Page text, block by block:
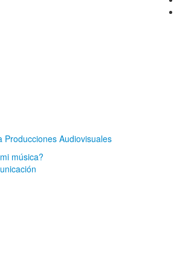
Producciones Audiovisuales
música?